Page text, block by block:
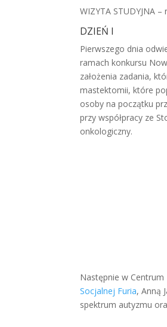
WIZYTA STUDYJNA –
DZIEŃ I
Pierwszego dnia
ramach konkursu
założenia zadania,
mastektomii, które
osoby na początku
przy współpracy ze
onkologiczny.
Następnie w Centrum
Socjalnej Furia, Anną
spektrum autyzmu